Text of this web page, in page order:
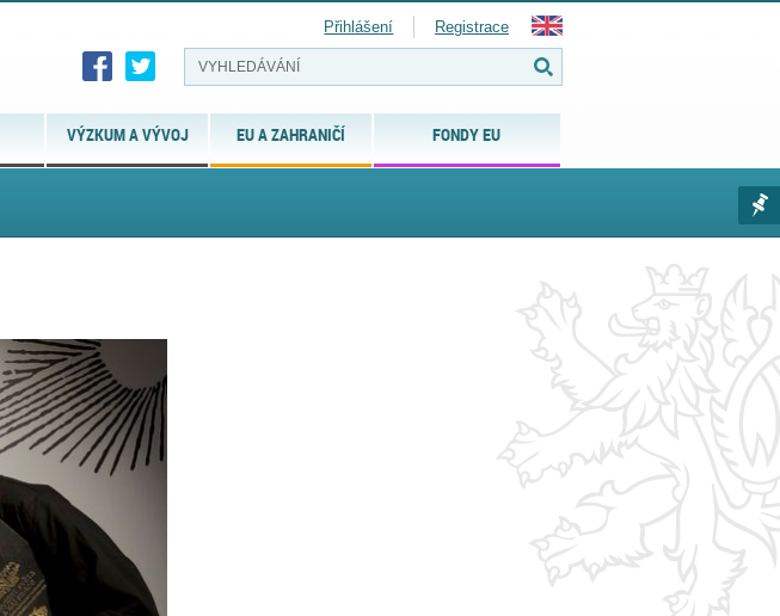
VÝZKUM A VÝVOJ EU A ZAHRANIČÍ FONDY EU
Přihlášení Registrace